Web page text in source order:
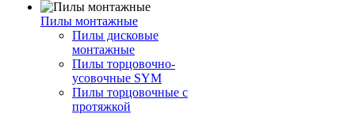
Пилы монтажные
Пилы дисковые
монтажные
Пилы торцовочно-
усовочные SYM
Пилы торцовочные с
протяжкой